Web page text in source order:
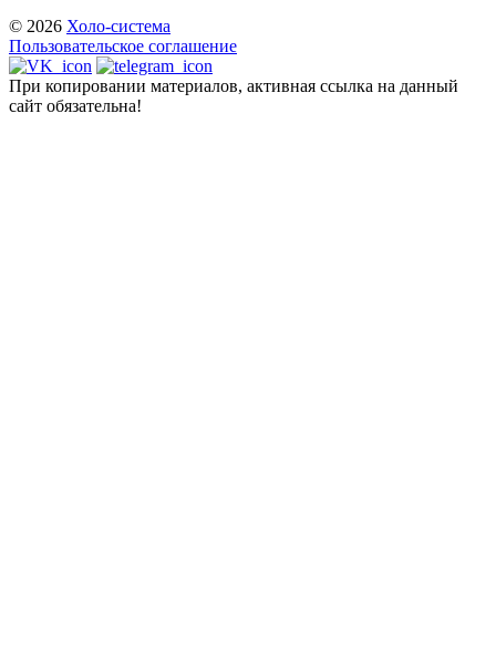
© 2026 Холо-система
Пользовательское соглашение
При копировании материалов, активная ссылка на данный
сайт обязательна!